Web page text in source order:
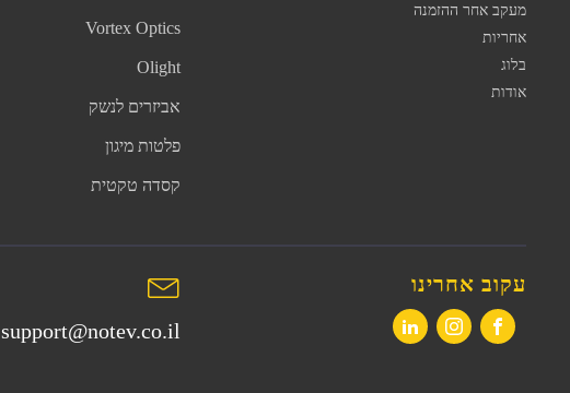
מעקב אחר ההזמנה
אחריות
בלוג
אודות
Vortex Optics
Olight
אביזרים לנשק
פלטות מיגון
קסדה טקטית
עקוב אחרינו
support@notev.co.il